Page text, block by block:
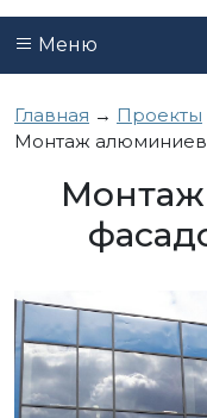
Меню
Главная → Проекты
Монтаж